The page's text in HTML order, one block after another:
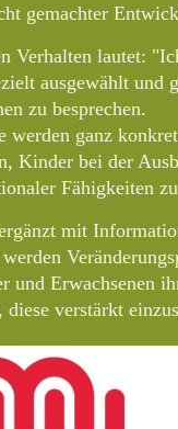
gemachter
Verhalten lautet:
ausgewählt und
zu besprechen.
werden ganz
Kinder bei der
Fähigkeiten
mit
Erwachsenen
verstärkt